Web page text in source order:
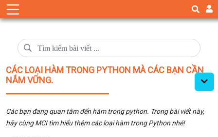
CÁC LOẠI HÀM TRONG PYTHON MÀ CÁC BẠN CẦN
NẮM VỮNG.
Các bạn đang quan tâm đến hàm trong python. Trong bài viết này,
hãy cùng MCI tìm hiểu thêm các loại hàm trong Python nhé!